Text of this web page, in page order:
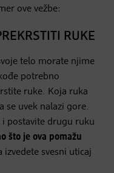
ove vežbe:
RUKE
telo morate njime
potrebno
ruke. Koja ruka
se uvek nalazi gore.
i postavite drugu ruku
što je ova pomažu
izvedete svesni uticaj